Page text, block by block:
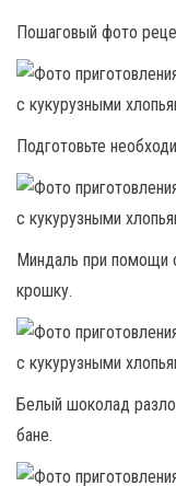
Пошаговый фото
Подготовьте
Миндаль при помощи
крошку.
Белый шоколад
бане.